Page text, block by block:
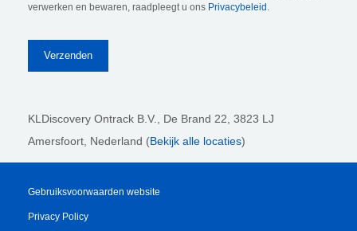
verwerken en bewaren, raadpleegt u ons Privacybeleid
KLDiscovery Ontrack B.V., De Brand 22, 3823 LJ
Amersfoort, Nederland (Bekijk alle locaties)
Gebruiksvoorwaarden website
Privacy Policy